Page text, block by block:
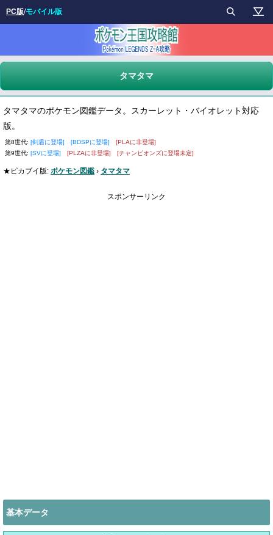
タマタマ
タマタマのポケモン図鑑データ。スカーレット・バイオレット対応
版。
第8世代: [剣盾に登場] [BDSPに登場]
[PLAに非登場]
第9世代: [SVに登場] [PLZAに非登場] [チャンピオンズに登場未定]
★ピカブイ版: ポケモン図鑑 › タマタマ
スポンサーリンク
基本データ
PC版/モバイル版